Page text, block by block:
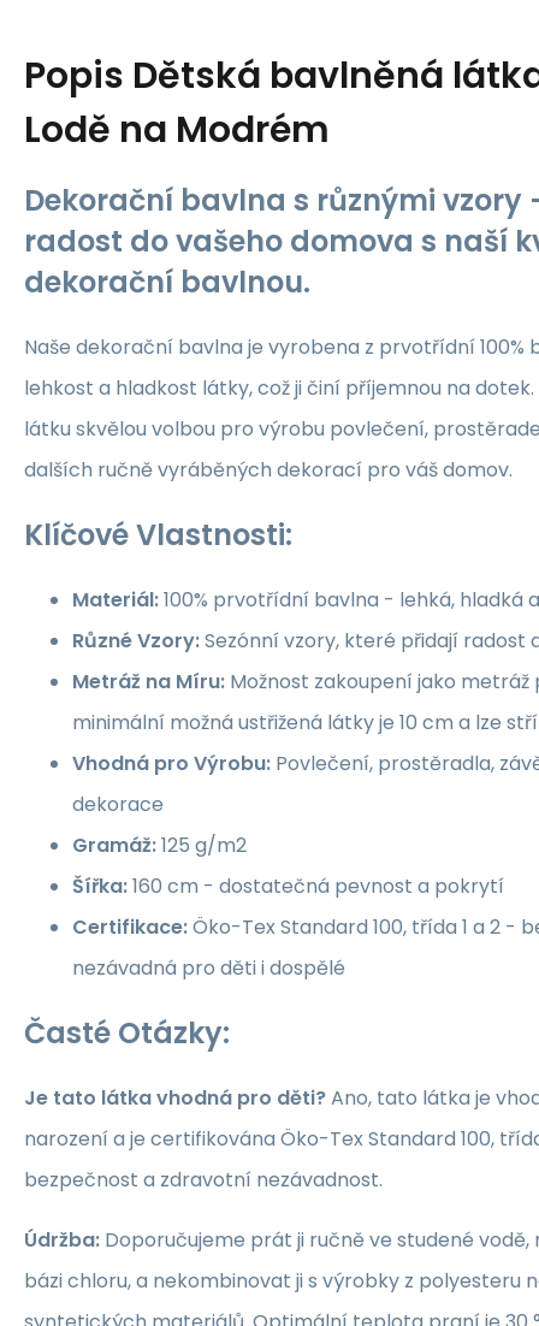
Popis Dětská bavlněná
Lodě na Modrém
Dekorační bavlna s různými vzory
radost do vašeho domova s naší
dekorační bavlnou.
Naše dekorační bavlna je vyrobena z prvotřídní 100%
lehkost a hladkost látky, což ji činí příjemnou na
látku skvělou volbou pro výrobu povlečení,
dalších ručně vyráběných dekorací pro váš domov.
Klíčové Vlastnosti:
Materiál:100% prvotřídní bavlna - lehká, hladká
Různé Vzory:Sezónní vzory, které přidají radost
Metráž na Míru: Možnost zakoupení jako
minimální možná ustřižená látky je 10 cm a lze
Vhodná pro Výrobu: Povlečení, prostěradla,
dekorace
Gramáž:125 g/m2
Šířka:160 cm - dostatečná pevnost a pokrytí
Certifikace:Öko-Tex Standard 100, třída 1 a 2 -
nezávadná pro děti i dospělé
Časté Otázky:
Je tato látka vhodná pro děti?Ano, tato látka je
narození a je certifikována Öko-Tex Standard 100,
bezpečnost a zdravotní nezávadnost.
Údržba: Doporučujeme prát ji ručně ve studené
bázi chloru, a nekombinovat ji s výrobky z polyesteru